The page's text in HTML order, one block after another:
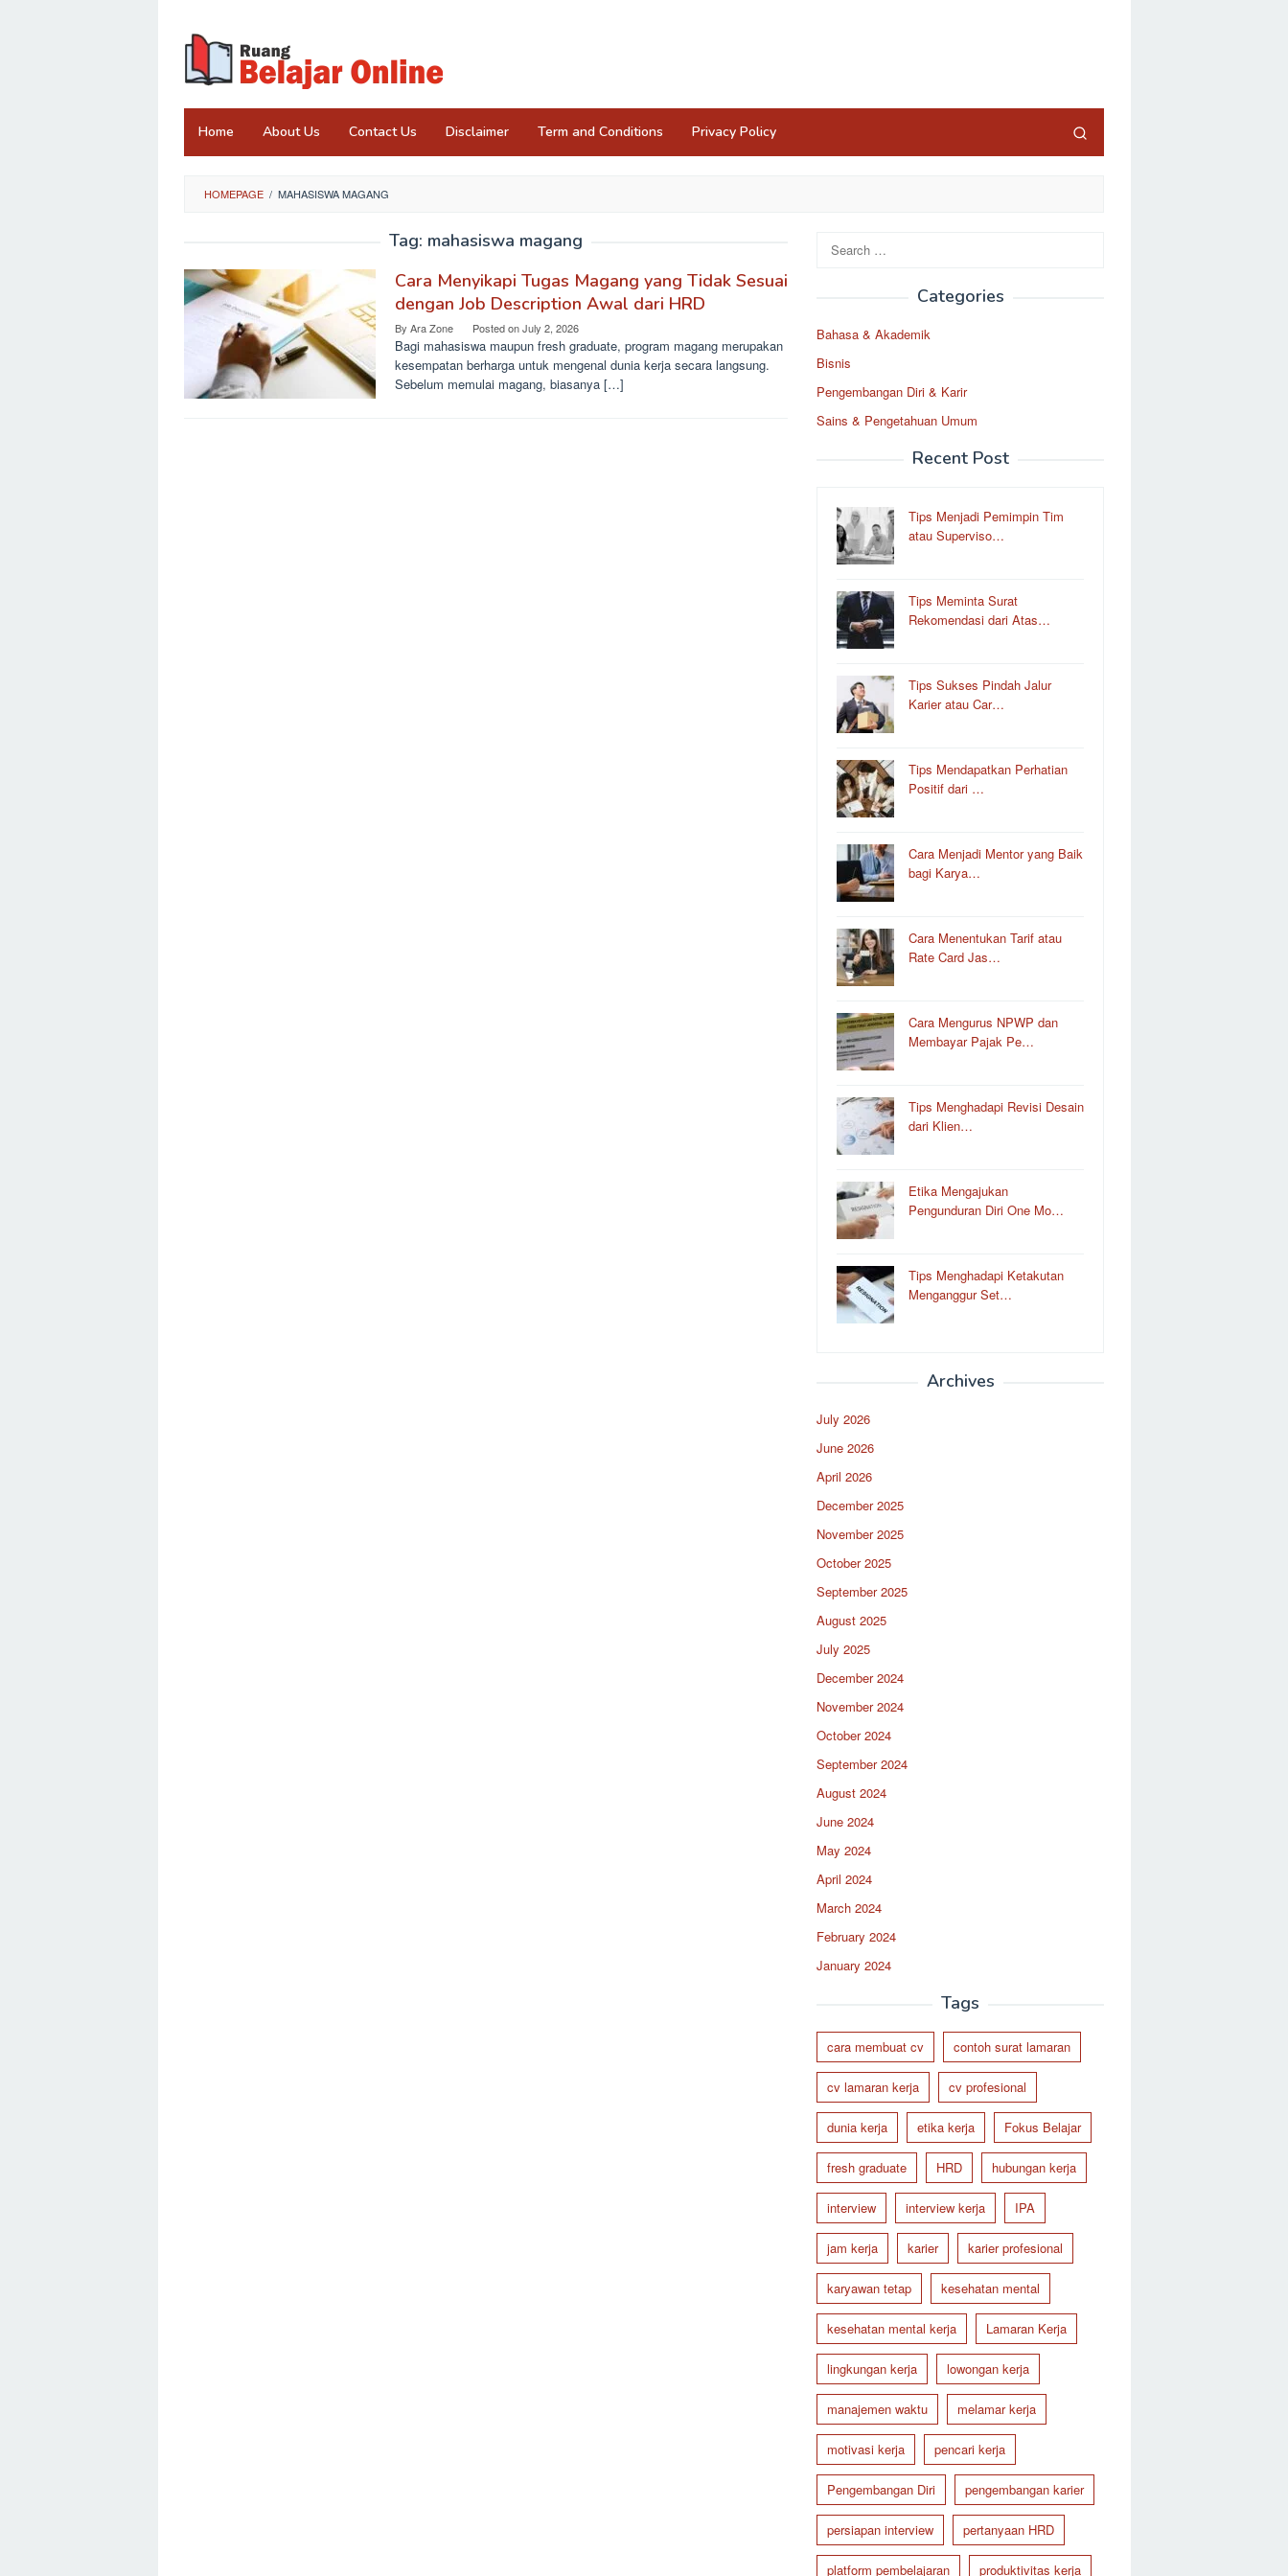
content
Home About Us Contact Us Disclaimer Term and Conditions Privacy Policy
HOMEPAGE / MAHASISWA MAGANG
Tag: mahasiswa magang
Cara Menyikapi Tugas Magang yang Tidak Sesuai
dengan Job Description Awal dari HRD
By Ara Zone Posted onJuly 2, 2026
Bagi mahasiswa maupun fresh graduate, program magang merupakan
kesempatan berharga untuk mengenal dunia kerja secara langsung.
Sebelum memulai magang, biasanya […]
Search
for:
Categories
Bahasa & Akademik
Bisnis
Pengembangan Diri & Karir
Sains & Pengetahuan Umum
Recent Post
Tips Menjadi Pemimpin Tim
atau Superviso…
Tips Meminta Surat
Rekomendasi dari Atas…
Tips Sukses Pindah Jalur
Karier atau Car…
Tips Mendapatkan Perhatian
Positif dari …
Cara Menjadi Mentor yang Baik
bagi Karya…
Cara Menentukan Tarif atau
Rate Card Jas…
Cara Mengurus NPWP dan
Membayar Pajak Pe…
Tips Menghadapi Revisi Desain
dari Klien…
Etika Mengajukan
Pengunduran Diri One Mo…
Tips Menghadapi Ketakutan
Menganggur Set…
Archives
July 2026
June 2026
April 2026
December 2025
November 2025
October 2025
September 2025
August 2025
July 2025
December 2024
November 2024
October 2024
September 2024
August 2024
June 2024
May 2024
April 2024
March 2024
February 2024
January 2024
Tags
cara membuat cv contoh surat lamaran
cv lamaran kerja cv profesional
dunia kerja etika kerja Fokus Belajar
fresh graduate HRD hubungan kerja
interview interview kerja IPA
jam kerja karier karier profesional
karyawan tetap kesehatan mental
kesehatan mental kerja Lamaran Kerja
lingkungan kerja lowongan kerja
manajemen waktu melamar kerja
motivasi kerja pencari kerja
Pengembangan Diri pengembangan karier
persiapan interview pertanyaan HRD
platform pembelajaran produktivitas kerja